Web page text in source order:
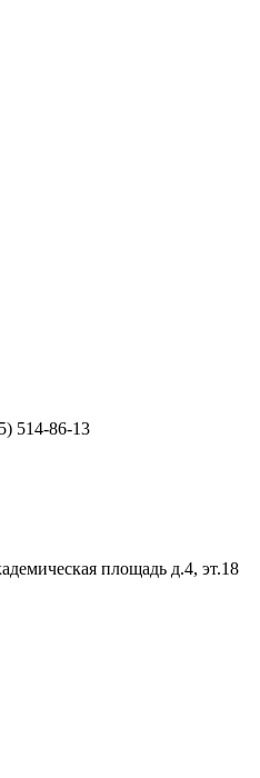
514-86-13
площадь д.4, эт.18